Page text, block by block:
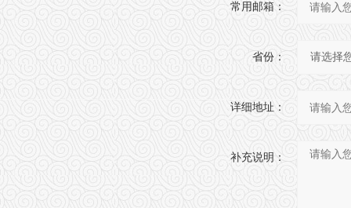
常用邮箱：
省份：
详细地址：
补充说明：